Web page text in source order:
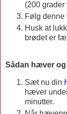
(200 grader
Følg denne
Husk at
brødet er
Sådan hæver
Sæt nu din
hæver
minutter.